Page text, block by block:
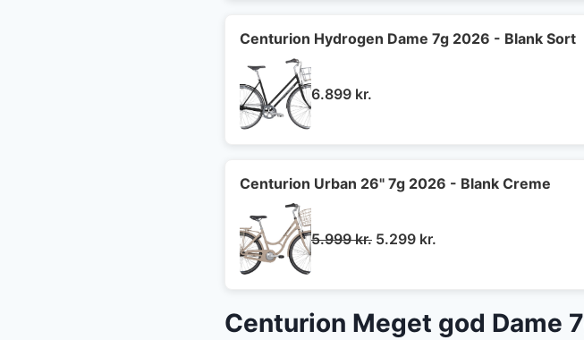
6.499 kr..5.499 kr..
Centurion Hydrogen Dame 7g 2026 - Blank Sort
6.899 kr.
Centurion Urban 26" 7g 2026 - Blank Creme
5.999kr. Den
5.999 kr..
5.299 kr.
5.299 kr..
Centurion Meget god Dame